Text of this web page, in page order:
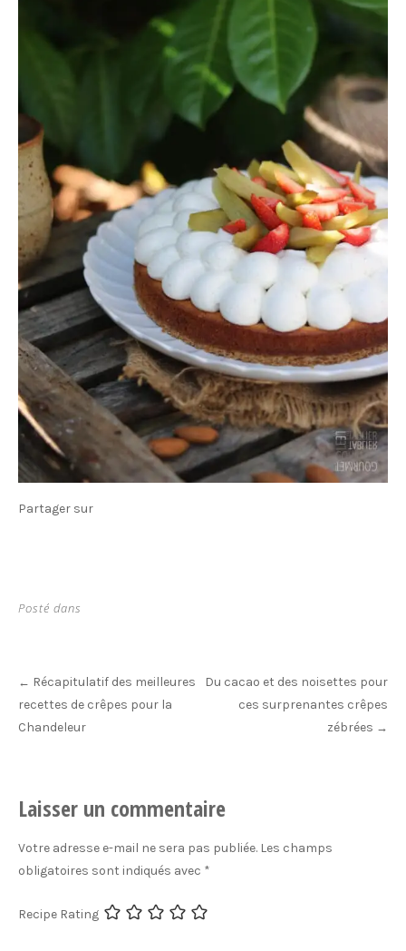
Partager sur
Posté dans
Post
navigation
← Récapitulatif des meilleures
recettes de crêpes pour la
Chandeleur
Du cacao et des noisettes pour
ces surprenantes crêpes
zébrées →
Laisser un commentaire
Votre adresse e-mail ne sera pas publiée. Les champs
obligatoires sont indiqués avec *
Recipe Rating